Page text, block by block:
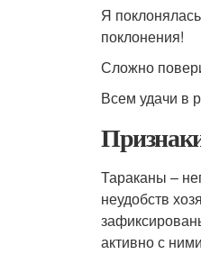
Я
поклонения!
Сложно
Всем удачи в
Тараканы –
неудобств
активно с